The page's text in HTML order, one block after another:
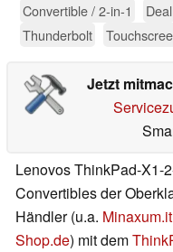
Convertible / 2-in-1
Deal
Thunderbolt
Jetzt
Lenovos ThinkPad-X1-
Convertibles der
Händler (u.a. Minaxum.it
Shop.de) mit dem